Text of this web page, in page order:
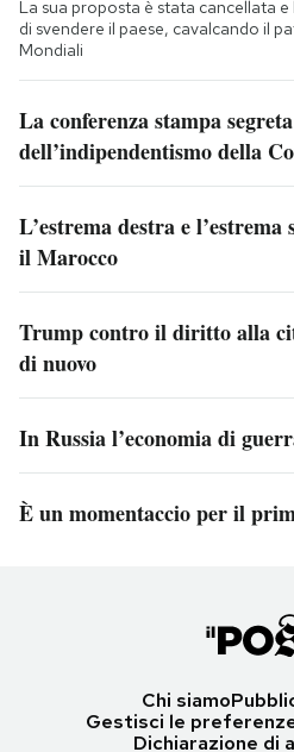
La sua proposta è stata cancellata
di svendere il paese, cavalcando il
Mondiali
La conferenza stampa
dell’indipendentismo della
L’estrema destra e
il Marocco
Trump contro il diritto alla
di nuovo
In Russia l’economia di
È un momentaccio per il
Chi siamo
Gestisci le
Dichiarazione di